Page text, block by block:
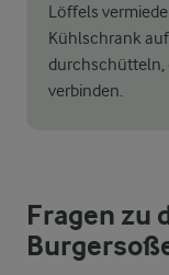
Löffels
Kühlschrank
durchschütteln,
verbinden.
Fragen zu